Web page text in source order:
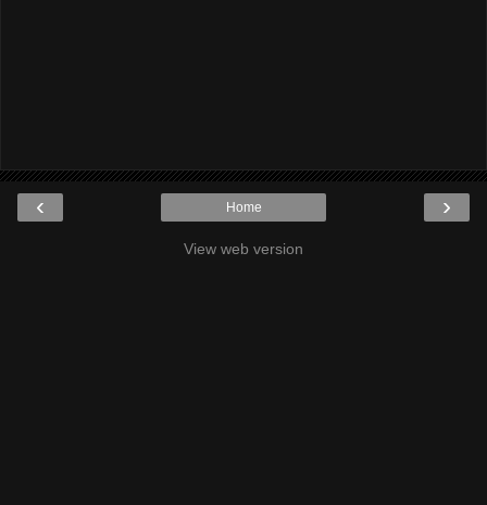
‹ ›
Home
View web version